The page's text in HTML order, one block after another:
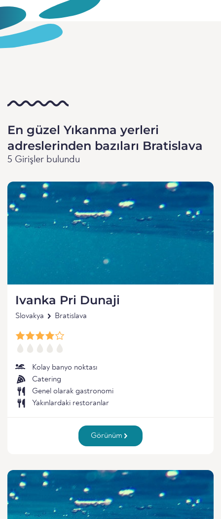
En güzel Yıkanma yerleri
adreslerinden bazıları Bratislava
5 Girişler bulundu
Ivanka Pri Dunaji
Slovakya Bratislava
Kolay banyo noktası
Catering
Genel olarak gastronomi
Yakınlardaki restoranlar
Görünüm